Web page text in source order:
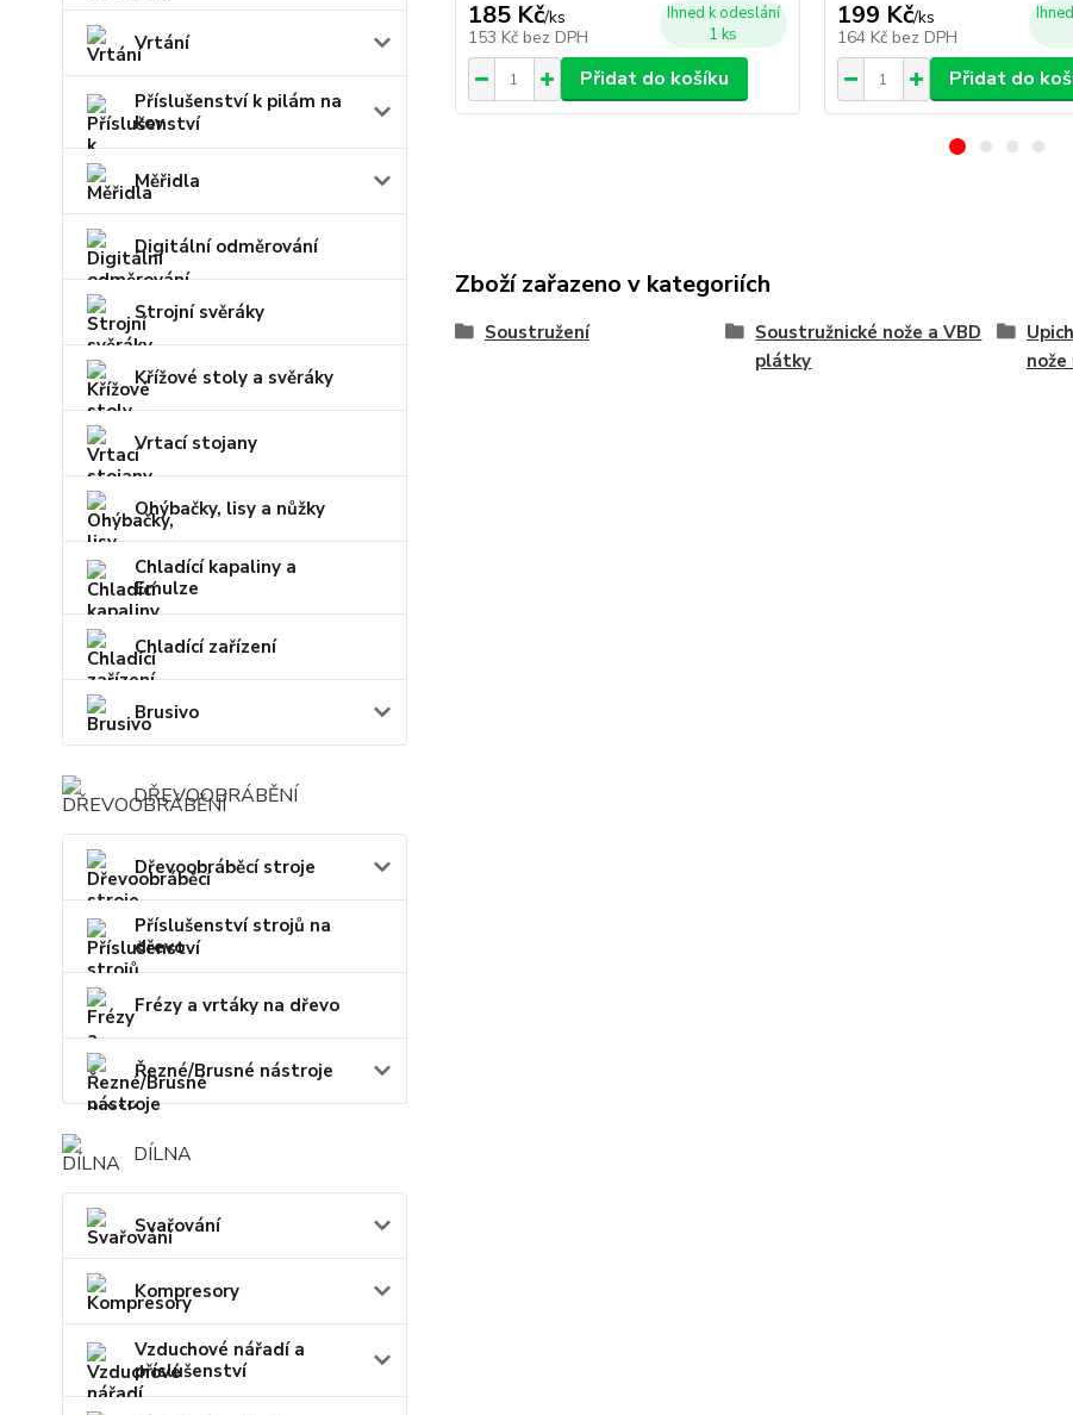
Vrtání
Příslušenství k pilám na
kov
Měřidla
Digitální odměrování
Strojní svěráky
Křížové stoly a svěráky
Vrtací stojany
Ohýbačky, lisy a nůžky
Chladící kapaliny a
Emulze
Chladící zařízení
Brusivo
DŘEVOOBRÁBĚNÍ
Dřevoobráběcí stroje
Příslušenství strojů na
dřevo
Frézy a vrtáky na dřevo
Řezné/Brusné nástroje
DÍLNA
Svařování
Kompresory
Vzduchové nářadí a
příslušenství
185 Kč/ks
153 Kč bez DPH
Ihned k odeslání
1 ks
Přidat do košíku
199 Kč/ks
164 Kč bez DPH
Přidat do
Zboží zařazeno v kategoriích
Soustružení
Soustružnické nože a VBD
plátky
nože